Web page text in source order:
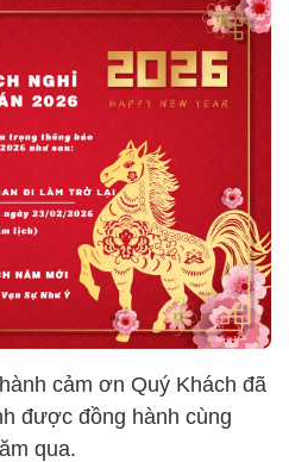
cảm ơn Quý Khách đã
được đồng hành cùng
qua.